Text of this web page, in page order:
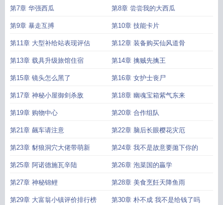
第7章 华强西瓜 第8章 尝尝我的大西瓜
第9章 暴走互搏 第10章 技能卡片
第11章 大型补给站表现评估 第12章 装备购买仙风道骨
第13章 载具升级旅馆住宿 第14章 擒贼先擒王
第15章 镜头怎么黑了 第16章 女护士丧尸
第17章 神秘小屋御剑杀敌 第18章 幽魂宝箱紫气东来
第19章 购物中心 第20章 合作组队
第21章 飆车请注意 第22章 脑后长眼樱花灾厄
第23章 豺狼洞穴大佬带萌新 第24章 我不是故意要拋下你的
第25章 阿诺德施瓦辛陆 第26章 泡菜国的贏学
第27章 神秘锦鲤 第28章 美食烹飪天降鱼雨
第29章 大富翁小镇评价排行榜 第30章 朴不成 我不是给钱了吗